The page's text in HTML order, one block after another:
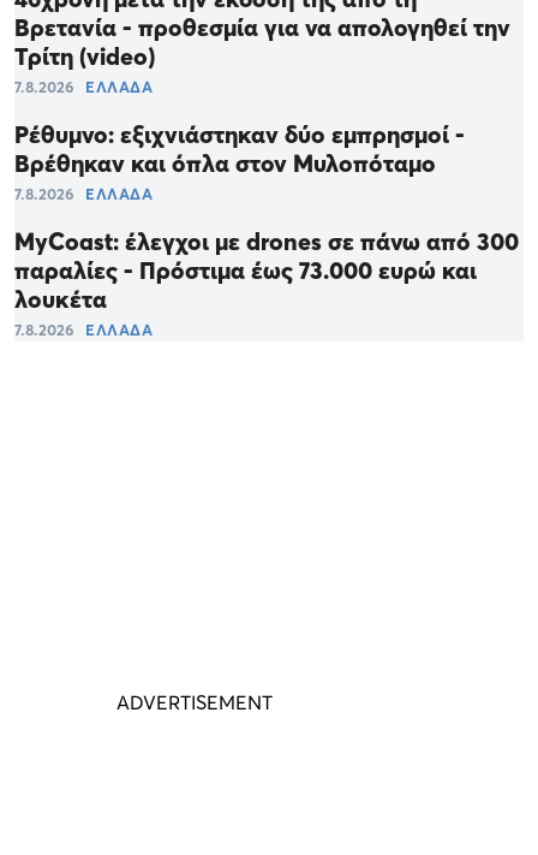
Βρετανία - προθεσμία για να απολογηθεί την
Τρίτη (video)
7.8.2026 ΕΛΛΑΔΑ
Ρέθυμνο: εξιχνιάστηκαν δύο εμπρησμοί -
Βρέθηκαν και όπλα στον Μυλοπόταμο
7.8.2026 ΕΛΛΑΔΑ
MyCoast: έλεγχοι με drones σε πάνω από 300
παραλίες - Πρόστιμα έως 73.000 ευρώ και
λουκέτα
7.8.2026 ΕΛΛΑΔΑ